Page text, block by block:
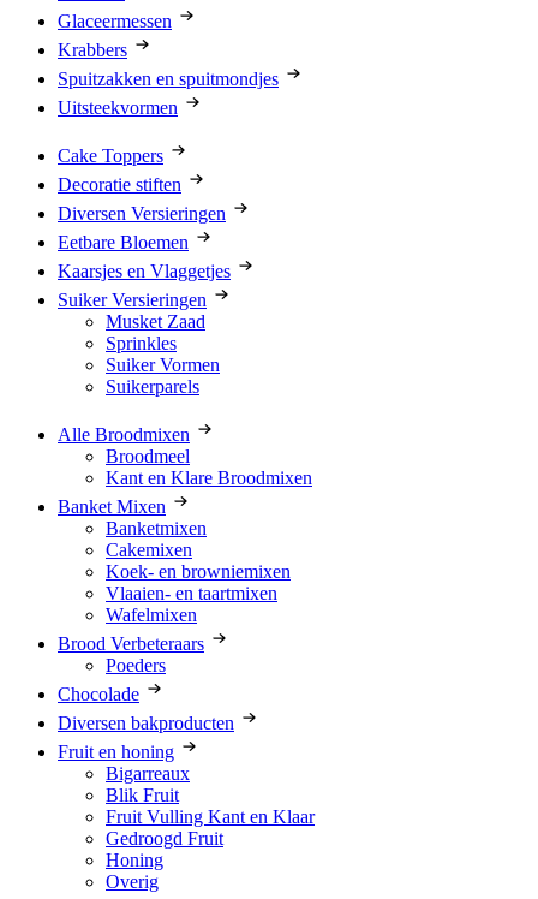
Glaceermessen
Krabbers
Spuitzakken en spuitmondjes
Uitsteekvormen
Cake Toppers
Decoratie stiften
Diversen Versieringen
Eetbare Bloemen
Kaarsjes en Vlaggetjes
Suiker Versieringen
Musket Zaad
Sprinkles
Suiker Vormen
Suikerparels
Alle Broodmixen
Broodmeel
Kant en Klare Broodmixen
Banket Mixen
Banketmixen
Cakemixen
Koek- en browniemixen
Vlaaien- en taartmixen
Wafelmixen
Brood Verbeteraars
Poeders
Chocolade
Diversen bakproducten
Fruit en honing
Bigarreaux
Blik Fruit
Fruit Vulling Kant en Klaar
Gedroogd Fruit
Honing
Overig